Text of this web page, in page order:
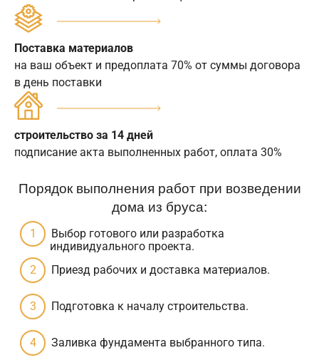
Поставка материалов
на ваш объект и предоплата 70% от суммы договора
в день поставки
строительство за 14 дней
подписание акта выполненных работ, оплата 30%
Порядок выполнения работ при возведении
дома из бруса:
Выбор готового или разработка
индивидуального проекта.
Приезд рабочих и доставка материалов.
Подготовка к началу строительства.
Заливка фундамента выбранного типа.